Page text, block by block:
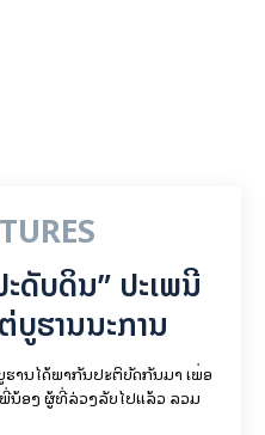
ດັບດິນ” ປະເພນີ
ຮານນະການ
ານໄດ້ພາກັນປະຕິບັດກັນມາ ເພື່ອ
ນ້ອງ ຜູ້ທີ່ລ່ວງລັບໄປແລ້ວ ລວມ